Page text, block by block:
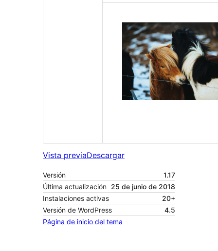
Vista previaDescargar
Versión
1.17
Última actualización 25 de junio de 2018
Instalaciones activas
20+
Versión de WordPress
4.5
Página de inicio del tema